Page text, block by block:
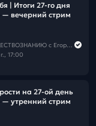
| Итоги 27-го дня
вечерний стрим
ЕГЭ ПО ОБЩЕСТВОЗНАНИЮ c Егором Кантом
17:00
на 27-ой день
утренний стрим